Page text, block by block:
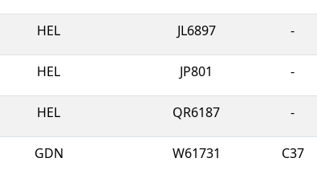
HEL JL6897 -
HEL JP801 -
HEL QR6187 -
GDN W61731 C37